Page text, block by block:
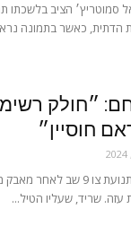
סמוטריץ׳ הציב בלשכתו
הדתית, כאשר בתמונה
״חולק
חוסיין״
שלמה שריד, לוחם במילואים
עזה. שריד, שעליו הטיל...